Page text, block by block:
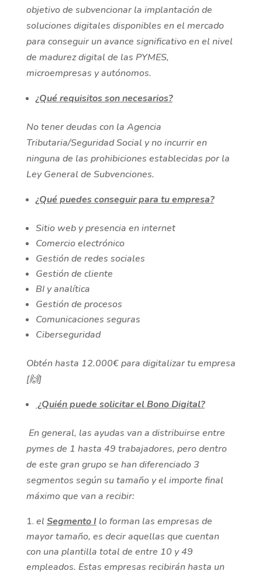
objetivo de subvencionar la implantación de
soluciones digitales disponibles en el mercado
para conseguir un avance significativo en el nivel
de madurez digital de las PYMES,
microempresas y autónomos.
¿Qué requisitos son necesarios?
No tener deudas con la Agencia
Tributaria/Seguridad Social y no incurrir en
ninguna de las prohibiciones establecidas por la
Ley General de Subvenciones.
¿Qué puedes conseguir para tu empresa?
Sitio web y presencia en internet
Comercio electrónico
Gestión de redes sociales
Gestión de cliente
BI y analítica
Gestión de procesos
Comunicaciones seguras
Ciberseguridad
Obtén hasta 12.000€ para digitalizar tu empresa
[🙌]
¿Quién puede solicitar el Bono Digital?
En general, las ayudas van a distribuirse entre
pymes de 1 hasta 49 trabajadores, pero dentro
de este gran grupo se han diferenciado 3
segmentos según su tamaño y el importe final
máximo que van a recibir:
el Segmento Ilo forman las empresas de
mayor tamaño, es decir aquellas que cuentan
con una plantilla total de entre 10 y 49
empleados. Estas empresas recibirán hasta un